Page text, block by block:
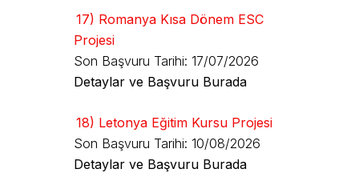
17) Romanya Kısa Dönem ESC
Projesi
Son Başvuru Tarihi: 17/07/2026
Detaylar ve Başvuru Burada
18) Letonya Eğitim Kursu Projesi
Son Başvuru Tarihi: 10/08/2026
Detaylar ve Başvuru Burada